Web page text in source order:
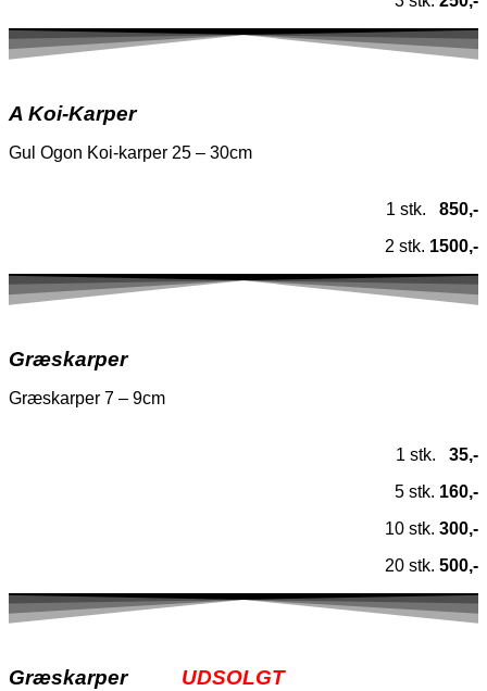
A Koi-Karper
Gul Ogon Koi-karper 25 – 30cm
1 stk. 850,-
2 stk. 1500,-
Græskarper
Græskarper 7 – 9cm
1 stk.
35,-
5 stk. 160,-
10 stk. 300,-
20 stk. 500,-
Græskarper UDSOLGT